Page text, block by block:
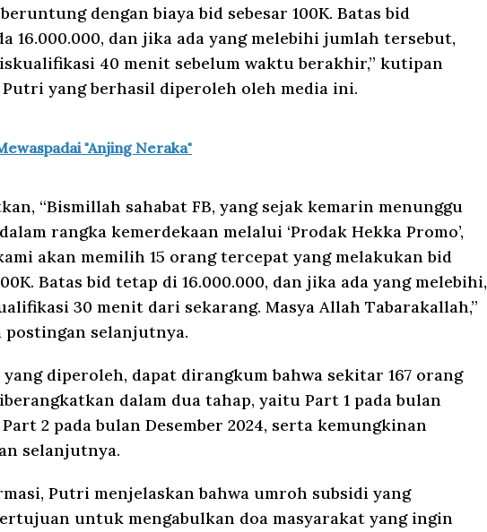
dengan biaya bid sebesar 100K. Batas bid
16.000.000, dan jika ada yang melebihi jumlah tersebut,
40 menit sebelum waktu berakhir,” kutipan
yang berhasil diperoleh oleh media ini.
"Anjing Neraka"
“Bismillah sahabat FB, yang sejak kemarin menunggu
rangka kemerdekaan melalui ‘Prodak Hekka Promo’,
akan memilih 15 orang tercepat yang melakukan bid
Batas bid tetap di 16.000.000, dan jika ada yang melebihi,
30 menit dari sekarang. Masya Allah Tabarakallah,”
selanjutnya.
diperoleh, dapat dirangkum bahwa sekitar 167 orang
dalam dua tahap, yaitu Part 1 pada bulan
2 pada bulan Desember 2024, serta kemungkinan
selanjutnya.
Putri menjelaskan bahwa umroh subsidi yang
untuk mengabulkan doa masyarakat yang ingin